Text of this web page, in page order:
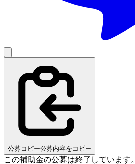
公募コピー公募内容をコピー
この補助金の公募は終了しています。